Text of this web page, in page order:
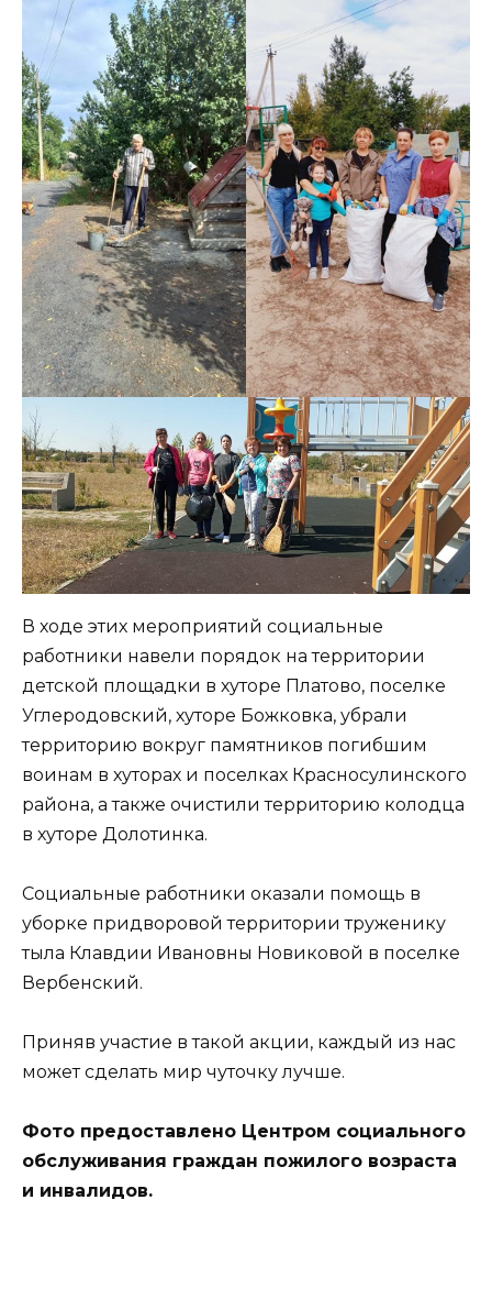
В ходе этих мероприятий социальные
работники навели порядок на территории
детской площадки в хуторе Платово, поселке
Углеродовский, хуторе Божковка, убрали
территорию вокруг памятников погибшим
воинам в хуторах и поселках Красносулинского
района, а также очистили территорию колодца
в хуторе Долотинка.
Социальные работники оказали помощь в
уборке придворовой территории труженику
тыла Клавдии Ивановны Новиковой в поселке
Вербенский.
Приняв участие в такой акции, каждый из нас
может сделать мир чуточку лучше.
Фото предоставлено Центром социального
обслуживания граждан пожилого возраста
и инвалидов.